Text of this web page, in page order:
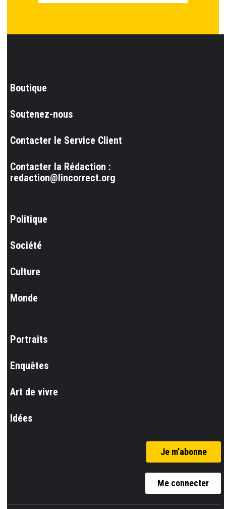
Boutique
Soutenez-nous
Contacter le Service Client
Contacter la Rédaction :
redaction@lincorrect.org
Politique
Société
Culture
Monde
Portraits
Enquêtes
Art de vivre
Idées
Je m’abonne
Me connecter